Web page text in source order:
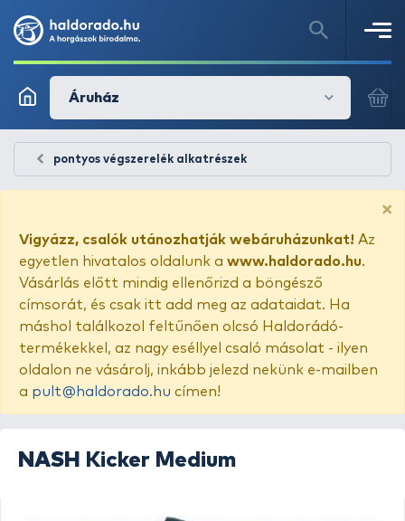
Áruház
pontyos végszerelék alkatrészek
×
Vigyázz, csalók utánozhatják webáruházunkat! Az
egyetlen hivatalos oldalunk a www.haldorado.hu.
Vásárlás előtt mindig ellenőrizd a böngésző
címsorát, és csak itt add meg az adataidat. Ha
máshol találkozol feltűnően olcsó Haldorádó-
termékekkel, az nagy eséllyel csaló másolat - ilyen
oldalon ne vásárolj, inkább jelezd nekünk e-mailben
a pult@haldorado.hu címen!
NASH Kicker Medium